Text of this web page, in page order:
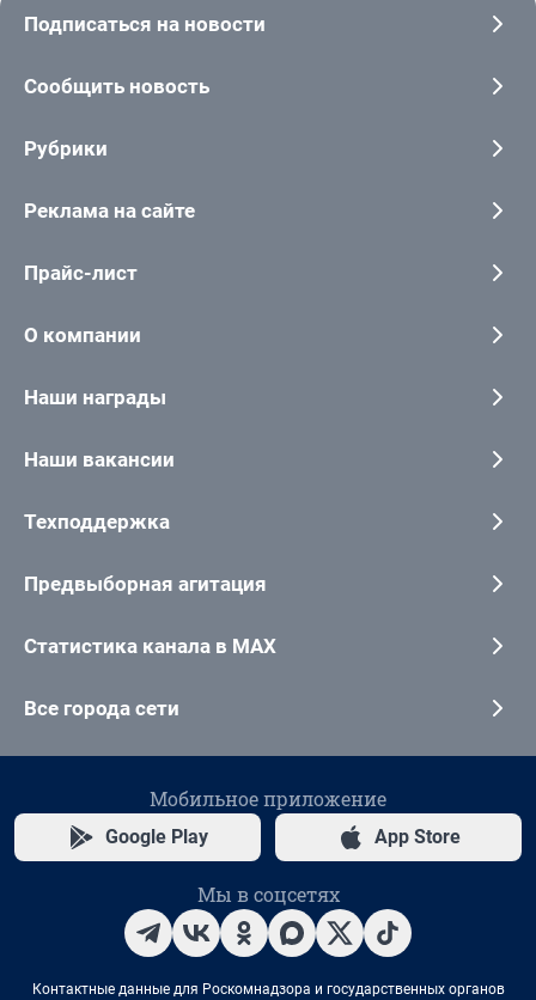
Подписаться на новости
Сообщить новость
Рубрики
Реклама на сайте
Прайс-лист
О компании
Наши награды
Наши вакансии
Техподдержка
Предвыборная агитация
Статистика канала в MAX
Все города сети
Мобильное приложение
Google Play App Store
Мы в соцсетях
Контактные данные для Роскомнадзора и государственных органов